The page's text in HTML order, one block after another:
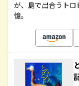
が、島で出合うト
憶。